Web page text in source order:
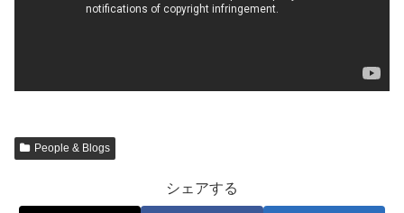
People & Blogs
シェアする